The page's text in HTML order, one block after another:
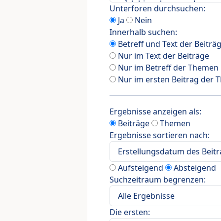
Unterforen durchsuchen:
Ja
Nein
Innerhalb suchen:
Betreff und Text der
Nur im Text der Beiträge
Nur im Betreff der Themen
Nur im ersten Beitrag der
Ergebnisse anzeigen als:
Beiträge
Themen
Ergebnisse sortieren nach:
Aufsteigend
Absteigend
Suchzeitraum begrenzen:
Die ersten: